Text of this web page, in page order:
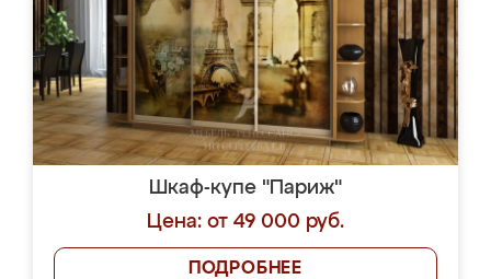
Шкаф-купе "Париж"
Цена: от 49 000 руб.
ПОДРОБНЕЕ